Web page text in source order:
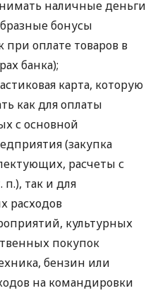
наличные деньги
бонусы
оплате товаров в
банка);
карта, которую
как для оплаты
с основной
(закупка
расчеты с
п.), так и для
расходов
культурных
покупок
бензин или
на командировки